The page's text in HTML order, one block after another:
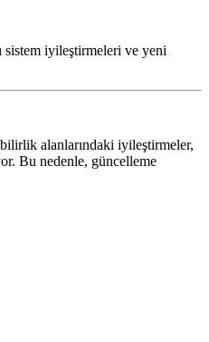
iyileştirmeleri ve yeni
alanlarındaki iyileştirmeler,
Bu nedenle, güncelleme